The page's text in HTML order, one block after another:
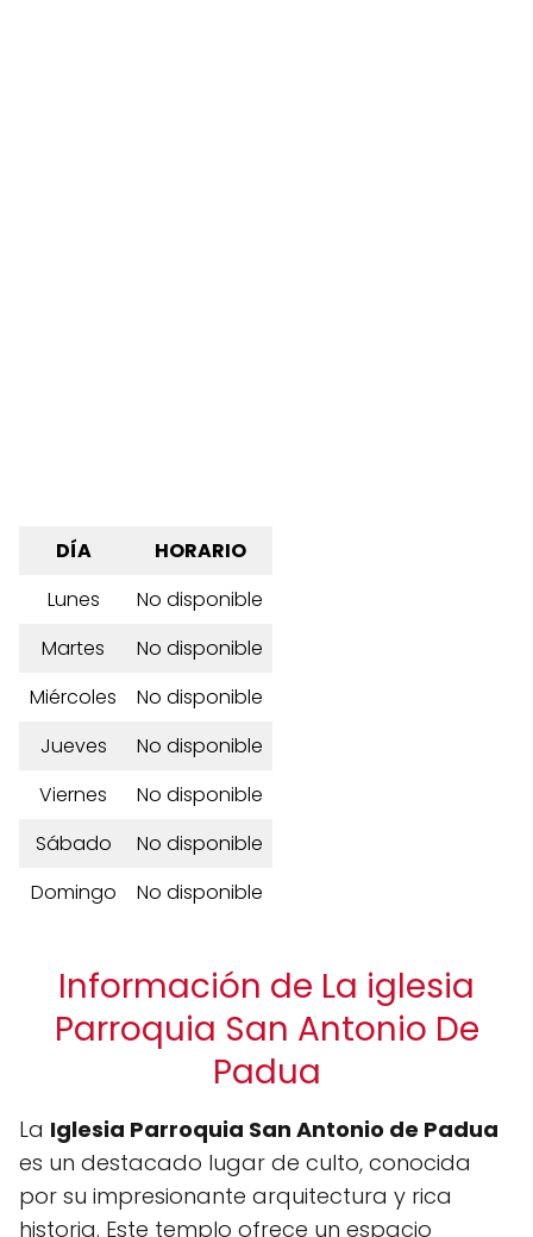
DÍA
HORARIO
Lunes
No disponible
Martes
No disponible
Miércoles
No disponible
Jueves
No disponible
Viernes
No disponible
Sábado
No disponible
Domingo
No disponible
Información de La iglesia
Parroquia San Antonio De
Padua
La Iglesia Parroquia San Antonio de Padua
es un destacado lugar de culto, conocida
por su impresionante arquitectura y rica
historia. Este templo ofrece un espacio